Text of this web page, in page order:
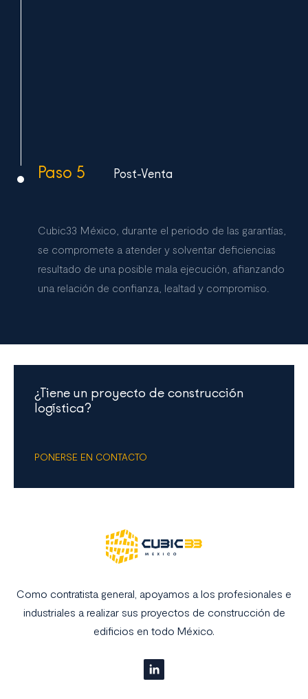
Paso 5 Post-Venta
Cubic33 México, durante el periodo de las garantías,
se compromete a atender y solventar deficiencias
resultado de una posible mala ejecución, afianzando
una relación de confianza, lealtad y compromiso.
¿Tiene un proyecto de construcción
logística?
PONERSE EN CONTACTO
Como contratista general, apoyamos a los profesionales e
industriales a realizar sus proyectos de construcción de
edificios en todo México.